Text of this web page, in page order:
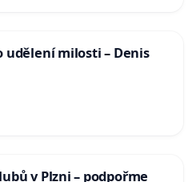
udělení milosti – Denis
v Plzni – podpořme